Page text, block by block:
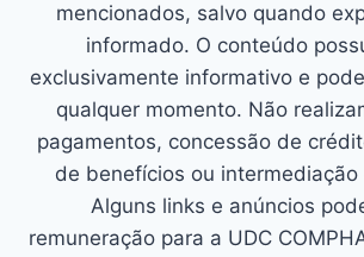
mencionados, salvo quando
informado. O conteúdo
exclusivamente informativo e
qualquer momento. Não
pagamentos, concessão de
de benefícios ou intermediação
Alguns links e anúncios
remuneração para a UDC